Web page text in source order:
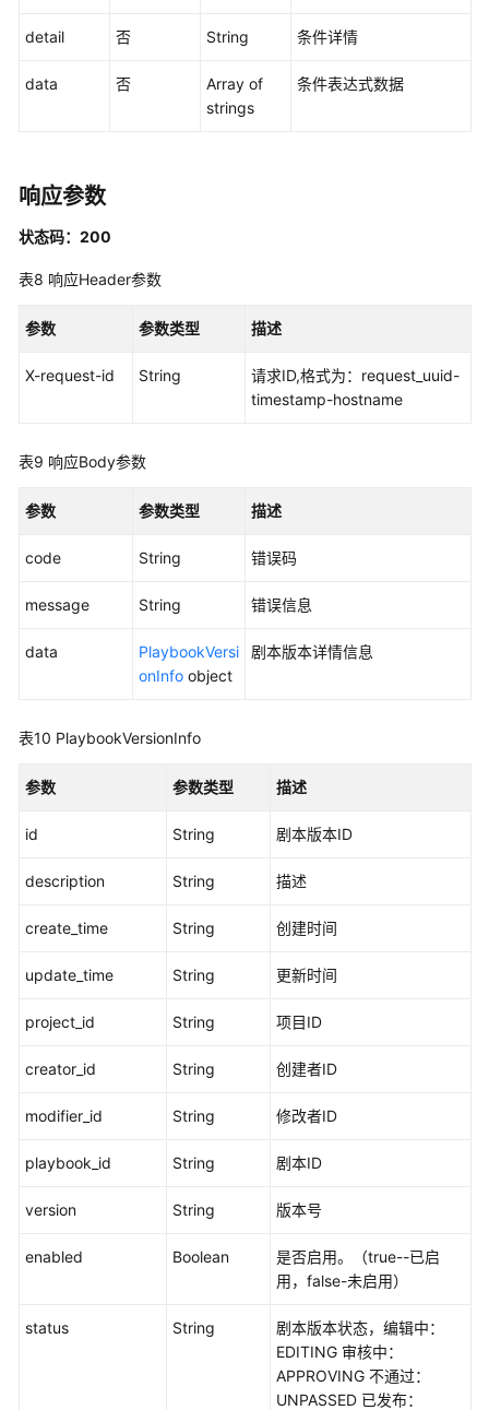
查
剧
详
情
-
本
-
剧
（待
线）
本
例
理
剧
detail 否 String 条件详情
data 否
Array of
strings
条件表达式数据
响应参数
状态码：200
表8 响应Header参数
参数 参数类型 描述
X-request-id String
请求ID,格式为：request_uuid-
timestamp-hostname
表9 响应Body参数
参数 参数类型 描述
code String 错误码
message String 错误信息
data
PlaybookVersi
onInfo object
剧本版本详情信息
表10 PlaybookVersionInfo
参数 参数类型 描述
id String 剧本版本ID
description String 描述
create_time String 创建时间
update_time String 更新时间
project_id String 项目ID
creator_id String 创建者ID
modifier_id String 修改者ID
playbook_id String 剧本ID
version String 版本号
enabled Boolean
是否启用。（true--已启
用，false-未启用）
status String
剧本版本状态，编辑中：
EDITING 审核中：
APPROVING 不通过：
UNPASSED 已发布：